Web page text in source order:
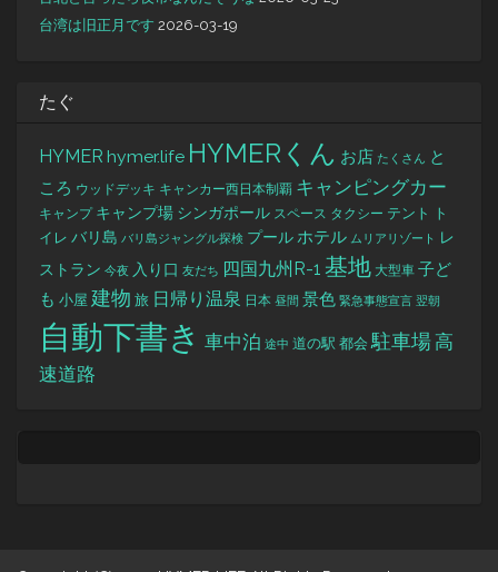
台湾は旧正月です 2026-03-19
たぐ
HYMER hymer.life HYMERくん お店 たくさん と
ころ ウッドデッキ キャンカー西日本制覇 キャンピングカー
キャンプ キャンプ場 シンガポール スペース タクシー テント
ト
イレ バリ島 バリ島ジャングル探検 プールホテル ムリアリゾート
レ
ストラン 今夜 入り口 友だち 四国九州R-1 基地 大型車 子ど
も 小屋 建物 旅 日帰り温泉 日本 昼間 景色 緊急事態宣言 翌朝
自動下書き 車中泊 途中 道の駅 都会 駐車場高
速道路